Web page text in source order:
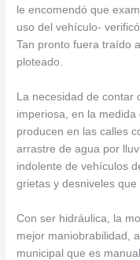
le encomendó que
uso del vehículo-
Tan pronto fuera traído
ploteado.
La necesidad de contar
imperiosa, en la
producen en las calles
arrastre de agua por
indolente de vehículos
grietas y desniveles
Con ser hidráulica, la
mejor maniobrabilidad,
municipal que es